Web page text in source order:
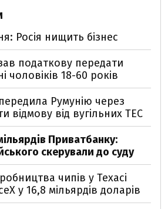
Росія нищить бізнес
податкову передати
чоловіків 18-60 років
Румунію через
відмову від вугільних ТЕС
Приватбанку:
скерували до суду
чипів у Техасі
у 16,8 мільярдів доларів